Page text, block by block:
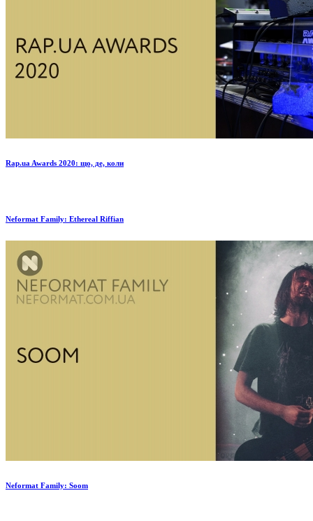
Rap.ua Awards 2020: що, де, коли
Neformat Family: Ethereal Riffian
Neformat Family: Soom